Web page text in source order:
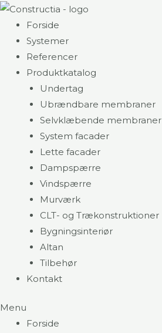
Gå
indholdet
Forside
Systemer
Referencer
Produktkatalog
Undertag
Ubrændbare membraner
Selvklæbende membraner
System facader
Lette facader
Dampspærre
Vindspærre
Murværk
CLT- og Trækonstruktioner
Bygningsinteriør
Altan
Tilbehør
Kontakt
Menu
Forside